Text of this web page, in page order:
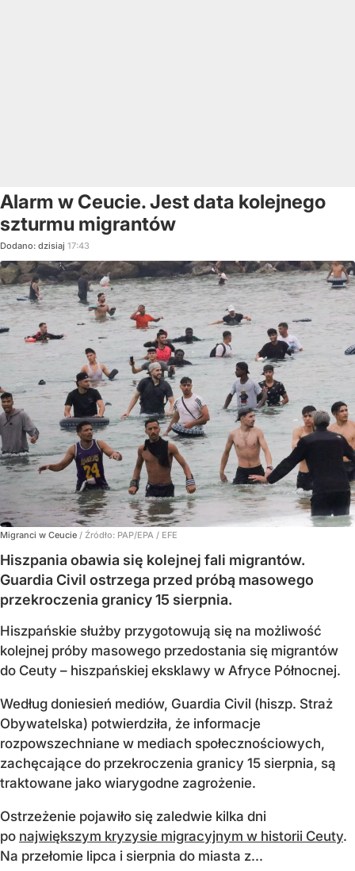
Alarm w Ceucie. Jest data kolejnego
szturmu migrantów
Dodano: dzisiaj 17:43
Migranci w Ceucie / Źródło: PAP/EPA / EFE
Hiszpania obawia się kolejnej fali migrantów.
Guardia Civil ostrzega przed próbą masowego
przekroczenia granicy 15 sierpnia.
Hiszpańskie służby przygotowują się na możliwość
kolejnej próby masowego przedostania się migrantów
do Ceuty – hiszpańskiej eksklawy w Afryce Północnej.
Według doniesień mediów, Guardia Civil (hiszp. Straż
Obywatelska) potwierdziła, że informacje
rozpowszechniane w mediach społecznościowych,
zachęcające do przekroczenia granicy 15 sierpnia, są
traktowane jako wiarygodne zagrożenie.
Ostrzeżenie pojawiło się zaledwie kilka dni
po największym kryzysie migracyjnym w historii Ceuty.
Na przełomie lipca i sierpnia do miasta z...